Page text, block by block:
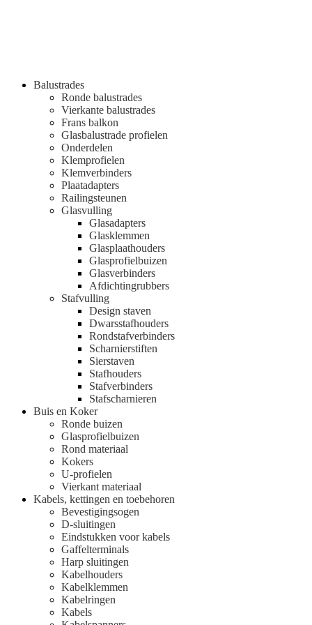
Balustrades
Ronde balustrades
Vierkante balustrades
Frans balkon
Glasbalustrade profielen
Onderdelen
Klemprofielen
Klemverbinders
Plaatadapters
Railingsteunen
Glasvulling
Glasadapters
Glasklemmen
Glasplaathouders
Glasprofielbuizen
Glasverbinders
Afdichtingrubbers
Stafvulling
Design staven
Dwarsstafhouders
Rondstafverbinders
Scharnierstiften
Sierstaven
Stafhouders
Stafverbinders
Stafscharnieren
Buis en Koker
Ronde buizen
Glasprofielbuizen
Rond materiaal
Kokers
U-profielen
Vierkant materiaal
Kabels, kettingen en toebehoren
Bevestigingsogen
D-sluitingen
Eindstukken voor kabels
Gaffelterminals
Harp sluitingen
Kabelhouders
Kabelklemmen
Kabelringen
Kabels